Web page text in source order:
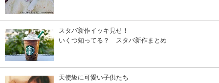
スタバ新作イッキ見せ！
いくつ知ってる？ スタバ新作まとめ
天使級に可愛い子供たち